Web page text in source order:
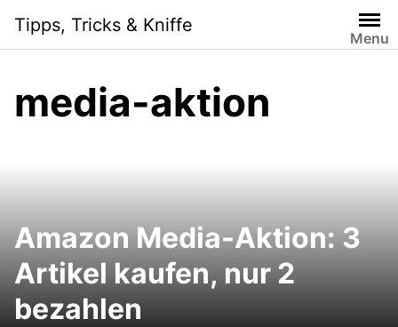
content
Tipps, Tricks & Kniffe
Menu
media-aktion
Amazon Media-Aktion: 3
Artikel kaufen, nur 2
bezahlen